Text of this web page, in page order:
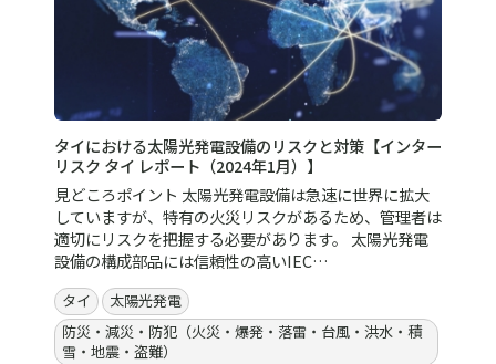
タイにおける太陽光発電設備のリスクと対策【インター
リスク タイ レポート（2024年1月）】
見どころポイント 太陽光発電設備は急速に世界に拡大
していますが、特有の火災リスクがあるため、管理者は
適切にリスクを把握する必要があります。 太陽光発電
設備の構成部品には信頼性の高いIEC…
タイ
太陽光発電
防災・減災・防犯（火災・爆発・落雷・台風・洪水・積
雪・地震・盗難）